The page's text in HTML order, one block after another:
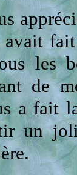
fait
les
de
a fait
un